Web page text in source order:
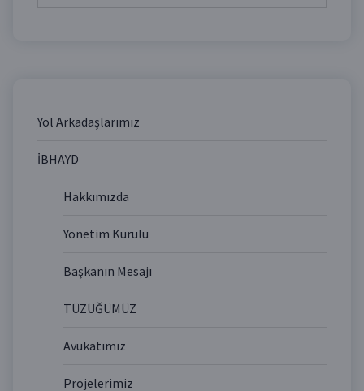
Yol Arkadaşlarımız
İBHAYD
Hakkımızda
Yönetim Kurulu
Başkanın Mesajı
TÜZÜĞÜMÜZ
Avukatımız
Projelerimiz